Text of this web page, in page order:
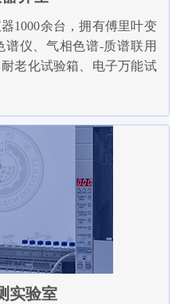
1000余台，拥有傅里叶变
仪、气相色谱-质谱联用
老化试验箱、电子万能试
实验室